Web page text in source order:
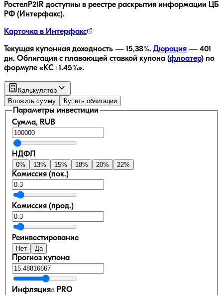
РостелP21R доступны в реестре раскрытия информации ЦБ
РФ (Интерфакс).
Карточка в Интерфакс
Текущая купонная доходность — 15,38%. Дюрация — 401
дн. Облигация с плавающей ставкой купона (флоатер) по
формуле «КС+1.45%».
Калькулятор
Вложить сумму
Купить облигации
Параметры инвестиции
Сумма, RUB
НДФЛ
0% 13% 15% 18% 20% 22%
Комиссия (пок.)
Комиссия (прод.)
Реинвестирование
Нет Да
Прогноз купона
Инфляция PRO